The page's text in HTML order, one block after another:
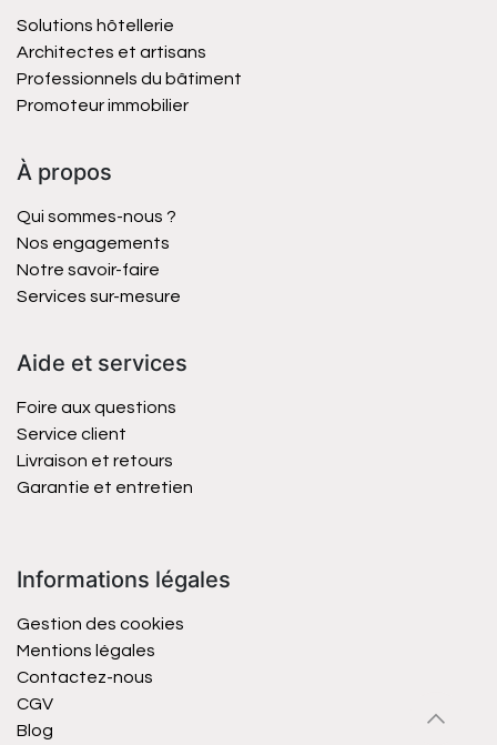
Solutions hôtellerie
Architectes et artisans
Professionnels du bâtiment
Promoteur immobilier
À propos
Qui sommes-nous ?
Nos engagements
Notre savoir-faire
Services sur-mesure
Aide et services
Foire aux questions
Service client
Livraison et retours
Garantie et entretien
Informations légales
Gestion des cookies
Mentions légales
Contactez-nous
CGV
Blog